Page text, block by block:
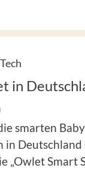
in
smarten
in
„Owlet Smart